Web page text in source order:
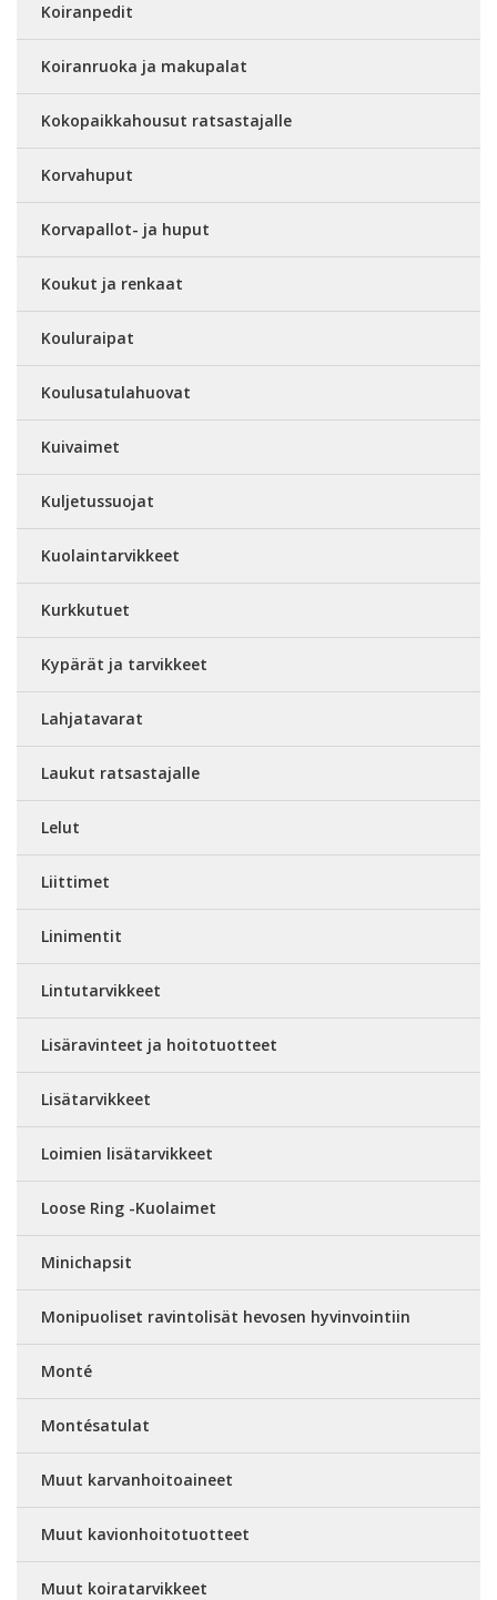
Koiranpedit
Koiranruoka ja makupalat
Kokopaikkahousut ratsastajalle
Korvahuput
Korvapallot- ja huput
Koukut ja renkaat
Kouluraipat
Koulusatulahuovat
Kuivaimet
Kuljetussuojat
Kuolaintarvikkeet
Kurkkutuet
Kypärät ja tarvikkeet
Lahjatavarat
Laukut ratsastajalle
Lelut
Liittimet
Linimentit
Lintutarvikkeet
Lisäravinteet ja hoitotuotteet
Lisätarvikkeet
Loimien lisätarvikkeet
Loose Ring -Kuolaimet
Minichapsit
Monipuoliset ravintolisät hevosen hyvinvointiin
Monté
Montésatulat
Muut karvanhoitoaineet
Muut kavionhoitotuotteet
Muut koiratarvikkeet